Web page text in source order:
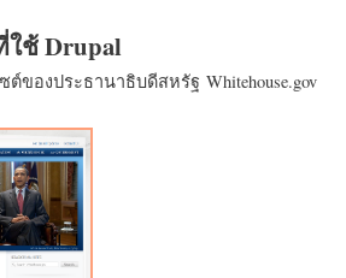
ใช้ Drupal
ต์ของประธานาธิบดีสหรัฐ Whitehouse.gov